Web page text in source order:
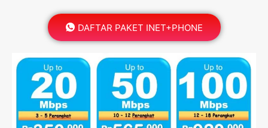
DAFTAR PAKET INET+PHONE